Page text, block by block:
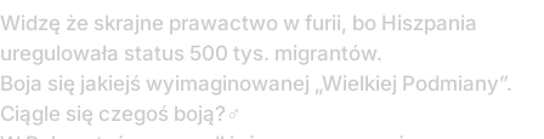
Widzę że skrajne prawactwo w furii, bo Hiszpania
uregulowała status 500 tys. migrantów.
Boja się jakiejś wyimaginowanej „Wielkiej Podmiany”.
Ciągle się czegoś boją?‍♂️